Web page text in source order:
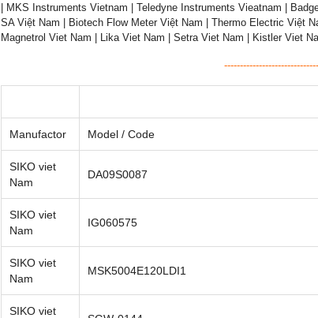
| MKS Instruments Vietnam | Teledyne Instruments Vieatnam |
SA Việt Nam | Biotech Flow Meter Việt Nam | Thermo Electric Việt
Magnetrol Viet Nam | Lika Viet Nam | Setra Viet Nam | Kistler Viet
Manufactor Model / Code
SIKO viet
Nam
DA09S0087
SIKO viet
Nam
IG060575
SIKO viet
Nam
MSK5004E120LDI1
SIKO viet